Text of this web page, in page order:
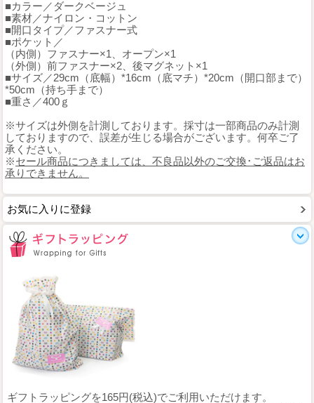
■カラー／ダークベージュ
■素材／ナイロン・コットン
■開口タイプ／ファスナー式
■ポケット／
（内側）ファスナー×1、オープン×1
（外側）前ファスナー×2、後マグネット×1
■サイズ／29cm（底幅）*16cm（底マチ）*20cm（開口部まで）
*50cm（持ち手まで）
■重さ／400ｇ
※サイズは外側を計測しております。採寸は一部商品のみ計測
しておりますので、誤差が生じる場合がございます。何卒ご了
承ください。
※セール商品につきましては、不良品以外のご交換･ご返品はお
承りできません。
お気に入りに登録
ギフトラッピングを165円(税込)でご利用いただけます。